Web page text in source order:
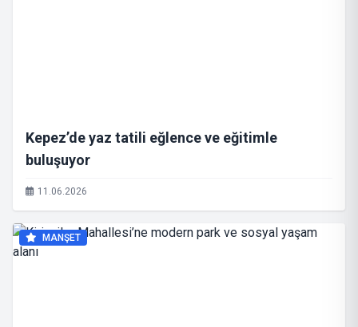
Kepez’de yaz tatili eğlence ve eğitimle
buluşuyor
11.06.2026
MANŞET